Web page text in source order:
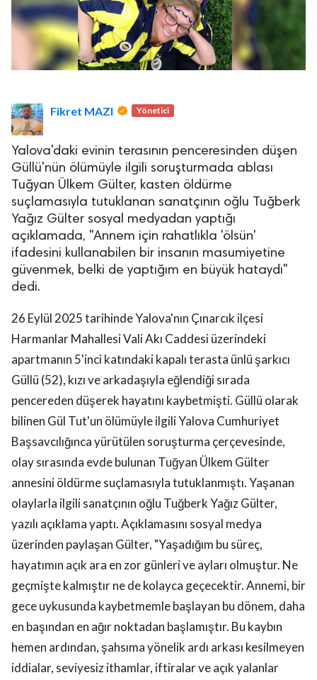
Fikret MAZI Yönetici
Yalova'daki evinin terasının penceresinden düşen
Güllü'nün ölümüyle ilgili soruşturmada ablası
Tuğyan Ülkem Gülter, kasten öldürme
suçlamasıyla tutuklanan sanatçının oğlu Tuğberk
Yağız Gülter sosyal medyadan yaptığı
açıklamada, "Annem için rahatlıkla 'ölsün'
ifadesini kullanabilen bir insanın masumiyetine
güvenmek, belki de yaptığım en büyük hataydı"
dedi.
26 Eylül 2025 tarihinde Yalova'nın Çınarcık ilçesi
Harmanlar Mahallesi Vali Akı Caddesi üzerindeki
apartmanın 5'inci katındaki kapalı terasta ünlü şarkıcı
Güllü (52), kızı ve arkadaşıyla eğlendiği sırada
pencereden düşerek hayatını kaybetmişti. Güllü olarak
bilinen Gül Tut'un ölümüyle ilgili Yalova Cumhuriyet
Başsavcılığınca yürütülen soruşturma çerçevesinde,
olay sırasında evde bulunan Tuğyan Ülkem Gülter
annesini öldürme suçlamasıyla tutuklanmıştı. Yaşanan
olaylarla ilgili sanatçının oğlu Tuğberk Yağız Gülter,
yazılı açıklama yaptı. Açıklamasını sosyal medya
üzerinden paylaşan Gülter, "Yaşadığım bu süreç,
hayatımın açık ara en zor günleri ve ayları olmuştur. Ne
geçmişte kalmıştır ne de kolayca geçecektir. Annemi, bir
gece uykusunda kaybetmemle başlayan bu dönem, daha
en başından en ağır noktadan başlamıştır. Bu kaybın
hemen ardından, şahsıma yönelik ardı arkası kesilmeyen
iddialar, seviyesiz ithamlar, iftiralar ve açık yalanlar